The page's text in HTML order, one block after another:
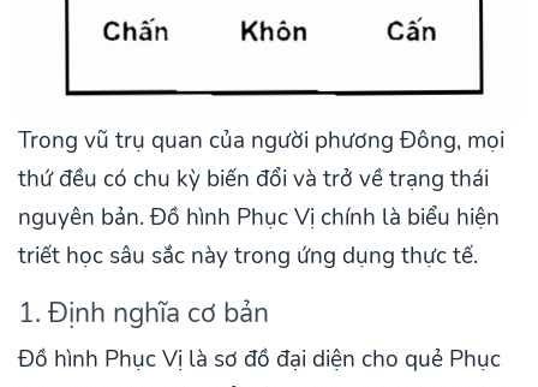
Trong vũ trụ quan của người phương Đông, mọi
thứ đều có chu kỳ biến đổi và trở về trạng thái
nguyên bản. Đồ hình Phục Vị chính là biểu hiện
triết học sâu sắc này trong ứng dụng thực tế.
1. Định nghĩa cơ bản
Đồ hình Phục Vị là sơ đồ đại diện cho quẻ Phục